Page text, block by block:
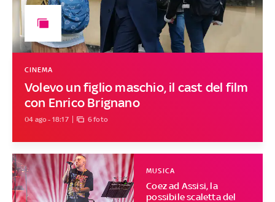
Volevo un figlio maschio, il cast del film
con Enrico Brignano
CINEMA
04 ago - 18:17 6 foto
Coez ad Assisi, la
possibile scaletta del
MUSICA